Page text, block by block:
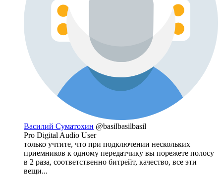
Василий Суматохин @basilbasilbasil
Pro Digital Audio User
только учтите, что при подключении нескольких
приемников к одному передатчику вы порежете полосу
в 2 раза, соответственно битрейт, качество, все эти
вещи...